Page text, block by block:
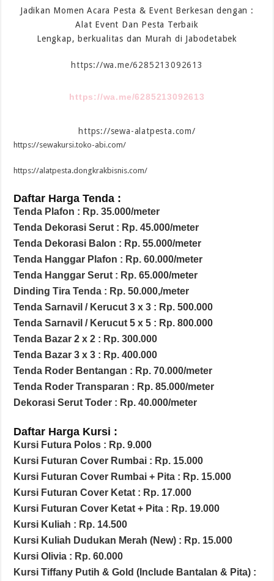
Jadikan Momen Acara Pesta & Event Berkesan dengan :
Alat Event Dan Pesta Terbaik
Lengkap, berkualitas dan Murah di Jabodetabek
https://wa.me/6285213092613
https://wa.me/6285213092613
https://sewa-alatpesta.com/
https://sewakursi.toko-abi.com/
https://alatpesta.dongkrakbisnis.com/
Daftar Harga Tenda :
Tenda Plafon : Rp. 35.000/meter
Tenda Dekorasi Serut : Rp. 45.000/meter
Tenda Dekorasi Balon : Rp. 55.000/meter
Tenda Hanggar Plafon : Rp. 60.000/meter
Tenda Hanggar Serut : Rp. 65.000/meter
Dinding Tira Tenda : Rp. 50.000,/meter
Tenda Sarnavil / Kerucut 3 x 3 : Rp. 500.000
Tenda Sarnavil / Kerucut 5 x 5 : Rp. 800.000
Tenda Bazar 2 x 2 : Rp. 300.000
Tenda Bazar 3 x 3 : Rp. 400.000
Tenda Roder Bentangan : Rp. 70.000/meter
Tenda Roder Transparan : Rp. 85.000/meter
Dekorasi Serut Toder : Rp. 40.000/meter
Daftar Harga Kursi :
Kursi Futura Polos : Rp. 9.000
Kursi Futuran Cover Rumbai : Rp. 15.000
Kursi Futuran Cover Rumbai + Pita : Rp. 15.000
Kursi Futuran Cover Ketat : Rp. 17.000
Kursi Futuran Cover Ketat + Pita : Rp. 19.000
Kursi Kuliah : Rp. 14.500
Kursi Kuliah Dudukan Merah (New) : Rp. 15.000
Kursi Olivia : Rp. 60.000
Kursi Tiffany Putih & Gold (Include Bantalan & Pita) :